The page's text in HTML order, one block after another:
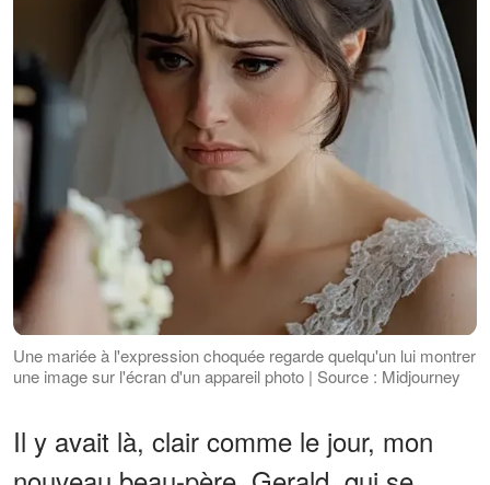
Une mariée à l'expression choquée regarde quelqu'un lui montrer
une image sur l'écran d'un appareil photo | Source : Midjourney
Il y avait là, clair comme le jour, mon